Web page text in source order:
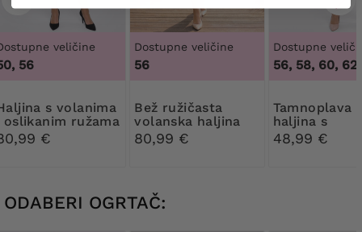
veličine
56
oslikanim ružama
€
Dostupne veličine
56
Bež ružičasta
volanska haljina
80,99 €
Dostupne
56, 58, 60,
Tamnoplava
haljina s
ljubičastim i
ružičastim
48,99 €
ODABERI OGRTAČ: